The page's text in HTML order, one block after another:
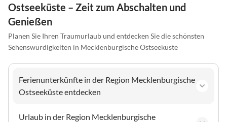
Ostseeküste – Zeit zum Abschalten und
Genießen
Planen Sie Ihren Traumurlaub und entdecken Sie die schönsten
Sehenswürdigkeiten in Mecklenburgische Ostseeküste
Ferienunterkünfte in der Region Mecklenburgische
Ostseeküste entdecken
Urlaub in der Region Mecklenburgische